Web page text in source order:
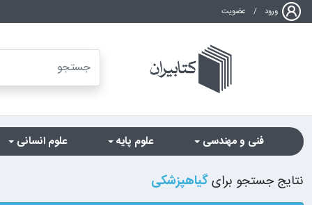
ورود / عضویت
فنی و مهندسی علوم پایه علوم انسانی
نتایج جستجو برایگیاهپزشکی